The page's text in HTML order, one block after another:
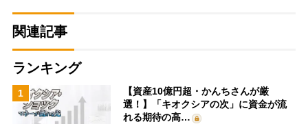
関連記事
ランキング
1
【資産10億円超・かんちさんが厳
選！】「キオクシアの次」に資金が流
れる期待の高…